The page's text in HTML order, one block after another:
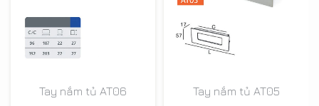
Tay nắm tủ AT06 Tay nắm tủ AT05